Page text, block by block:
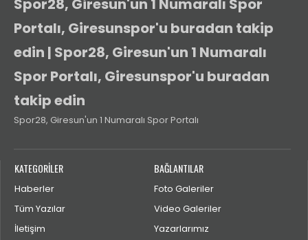
Portalı, Giresunspor'u buradan takip
edin | Spor28, Giresun'un 1 Numaralı
Spor Portalı, Giresunspor'u buradan
takip edin
Spor28, Giresun'un 1 Numaralı Spor Portalı
KATEGORİLER
Haberler
Tüm Yazılar
İletişim
BAĞLANTILAR
Foto Galeriler
Video Galeriler
Yazarlarımız